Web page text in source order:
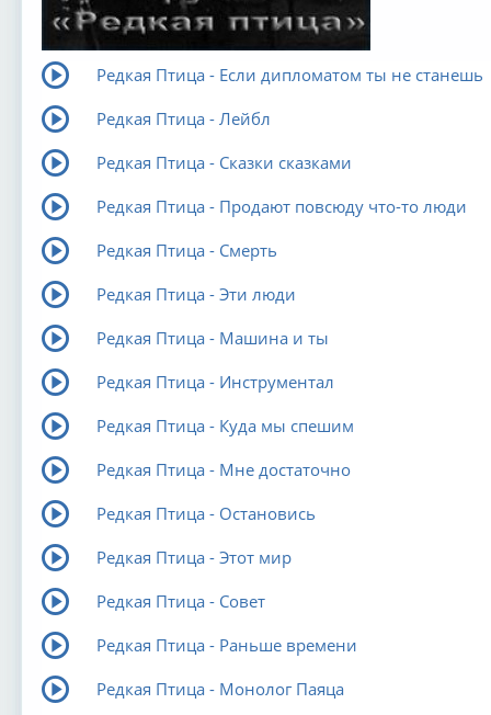
Редкая Птица - Если дипломатом ты не станешь
Редкая Птица - Лейбл
Редкая Птица - Сказки сказками
Редкая Птица - Продают повсюду что-то люди
Редкая Птица - Смерть
Редкая Птица - Эти люди
Редкая Птица - Машина и ты
Редкая Птица - Инструментал
Редкая Птица - Куда мы спешим
Редкая Птица - Мне достаточно
Редкая Птица - Остановись
Редкая Птица - Этот мир
Редкая Птица - Совет
Редкая Птица - Раньше времени
Редкая Птица - Монолог Паяца